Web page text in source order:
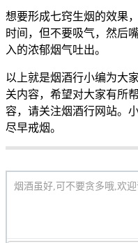
想要形成七窍生烟的效果
时间，但不要吸气，然后
入的浓郁烟气吐出。
以上就是烟酒行小编为大
关内容，希望对大家有所
容，请关注烟酒行网站。
尽早戒烟。
烟酒虽好,可不要贪多哦,欢迎